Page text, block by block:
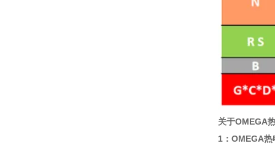
关于OMEGA
1：OMEGA